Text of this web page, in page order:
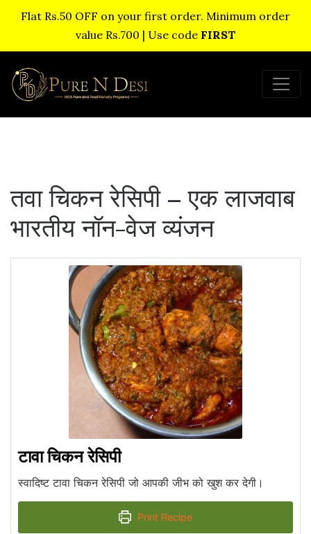
Flat Rs.50 OFF on your first order. Minimum order
value Rs.700 | Use code FIRST
तवा चिकन रेसिपी – एक लाजवाब
भारतीय नॉन-वेज व्यंजन
टावा चिकन रेसिपी
स्वादिष्ट टावा चिकन रेसिपी जो आपकी जीभ को खुश कर देगी।
Print Recipe